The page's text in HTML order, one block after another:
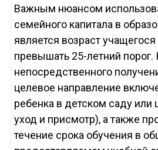
Важным нюансом
семейного капитала в
является возраст
превышать 25-летний порог.
непосредственного
целевое направление
ребенка в детском саду
уход и присмотр), а также
течение срока обучения в